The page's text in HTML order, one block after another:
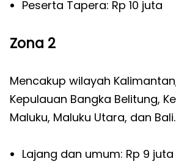
Peserta Tapera: Rp 10 juta
Zona 2
Mencakup wilayah
Kepulauan Bangka Belitung,
Maluku, Maluku Utara, dan Bali.
Lajang dan umum: Rp 9 juta